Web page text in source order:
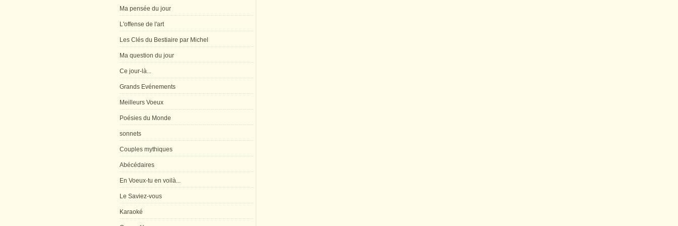
Ma pensée du jour
L'offense de l'art
Les Clés du Bestiaire par Michel
Ma question du jour
Ce jour-là...
Grands Evénements
Meilleurs Voeux
Poésies du Monde
sonnets
Couples mythiques
Abécédaires
En Voeux-tu en voilà...
Le Saviez-vous
Karaoké